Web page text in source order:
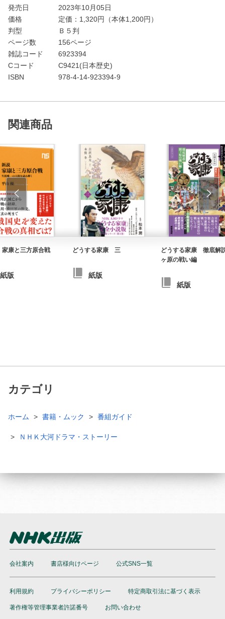
発売日
2023年10月05日
価格
定価： 1,320円（本体1,200円）
判型
Ｂ５判
ページ数
156ページ
雑誌コード
6923394
Cコード
C9421(日本歴史)
ISBN
978-4-14-923394-9
関連商品
康と三方原合戦
紙版
どうする家康 三
紙版
どうする家康 徹底解
ヶ原の戦い編
紙版
カテゴリ
ホーム 書籍・ムック 番組ガイド
ＮＨＫ大河ドラマ・ストーリー
会社案内 書店様向けページ 公式SNS一覧
利用規約 プライバシーポリシー 特定商取引法に基づく表示
著作権等管理事業者許諾番号 お問い合わせ